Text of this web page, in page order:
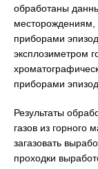
обработаны
месторождениям,
приборами
эксплозиметром
приборами
Результаты
газов из горного
загазовать
проходки